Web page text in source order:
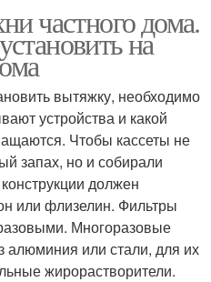
частного дома.
на
вытяжку, необходимо
устройства и какой
Чтобы кассеты не
запах, но и собирали
должен
или флизелин. Фильтры
Многоразовые
алюминия или стали, для их
жирорастворители.